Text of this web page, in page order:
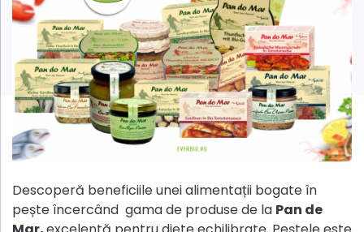
Descoperă beneficiile unei alimentații bogate în
pește încercând gama de produse de la Pan de